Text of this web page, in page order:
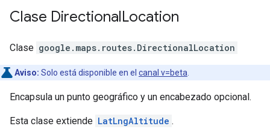
Clase DirectionalLocation
Clase google.maps.routes. DirectionalLocation
Aviso: Solo está disponible en el canal v=beta
Encapsula un punto geográfico y un encabezado opcional.
Esta clase extiende LatLngAltitude .